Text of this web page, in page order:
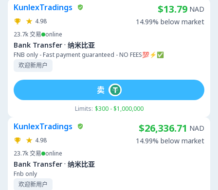
KunlexTradings
4.98
23.7k交易 online
Bank Transfer · 纳米比亚
FNB only - Fast payment guaranteed - NO FEES💯⚡️✅
欢迎新用户
$13.79 NAD
14.99% below market
Limits: $300 - $1,000,000
卖
KunlexTradings
4.98
23.7k交易 online
Bank Transfer · 纳米比亚
Fnb only
欢迎新用户
$26,336.71 NAD
14.99% below market